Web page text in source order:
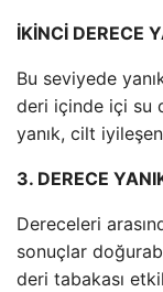
İKİNCİ DERECE
Bu seviyede
deri içinde içi su
yanık, cilt
3. DERECE
Dereceleri
sonuçlar
deri tabakası